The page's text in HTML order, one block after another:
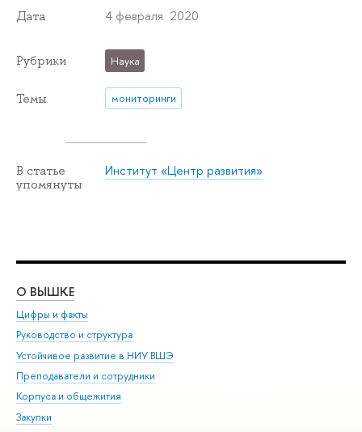
Дата 4 февраля 2020
Рубрики Наука
Темы мониторинги
В статье
упомянуты
Институт «Центр развития»
О ВЫШКЕ
Цифры и факты
Руководство и структура
Устойчивое развитие в НИУ ВШЭ
Преподаватели и сотрудники
Корпуса и общежития
Закупки